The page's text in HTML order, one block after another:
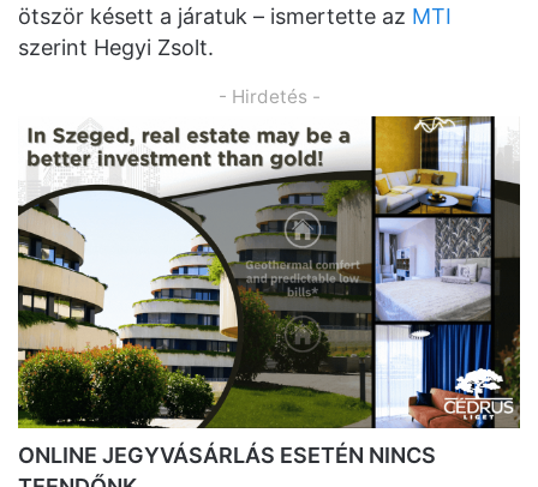
ötször késett a járatuk – ismertette az MTI
szerint Hegyi Zsolt.
- Hirdetés -
ONLINE JEGYVÁSÁRLÁS ESETÉN NINCS